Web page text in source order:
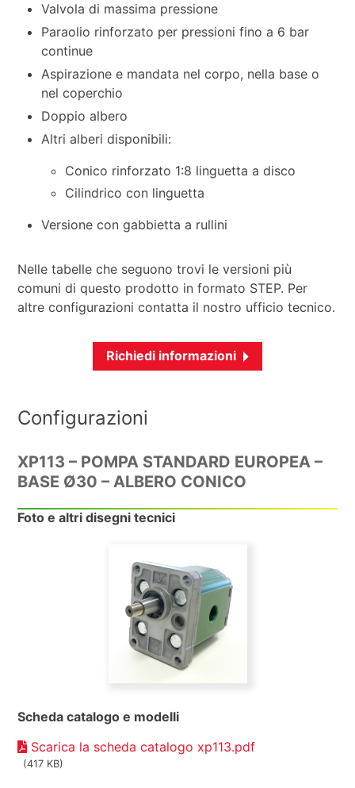
Valvola di massima pressione
Paraolio rinforzato per pressioni fino a 6 bar
continue
Aspirazione e mandata nel corpo, nella base o
nel coperchio
Doppio albero
Altri alberi disponibili:
Conico rinforzato 1:8 linguetta a disco
Cilindrico con linguetta
Versione con gabbietta a rullini
Nelle tabelle che seguono trovi le versioni più
comuni di questo prodotto in formato STEP. Per
altre configurazioni contatta il nostro ufficio tecnico.
Richiedi informazioni
Configurazioni
XP113 – POMPA STANDARD EUROPEA –
BASE Ø30 – ALBERO CONICO
Foto e altri disegni tecnici
Scheda catalogo e modelli
Scarica la scheda catalogo xp113.pdf
(417 KB)